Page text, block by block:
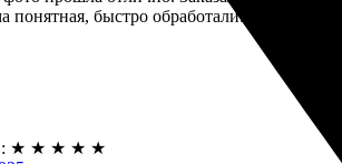
понятная, быстро обработали. Довольна
: ★ ★ ★ ★ ★